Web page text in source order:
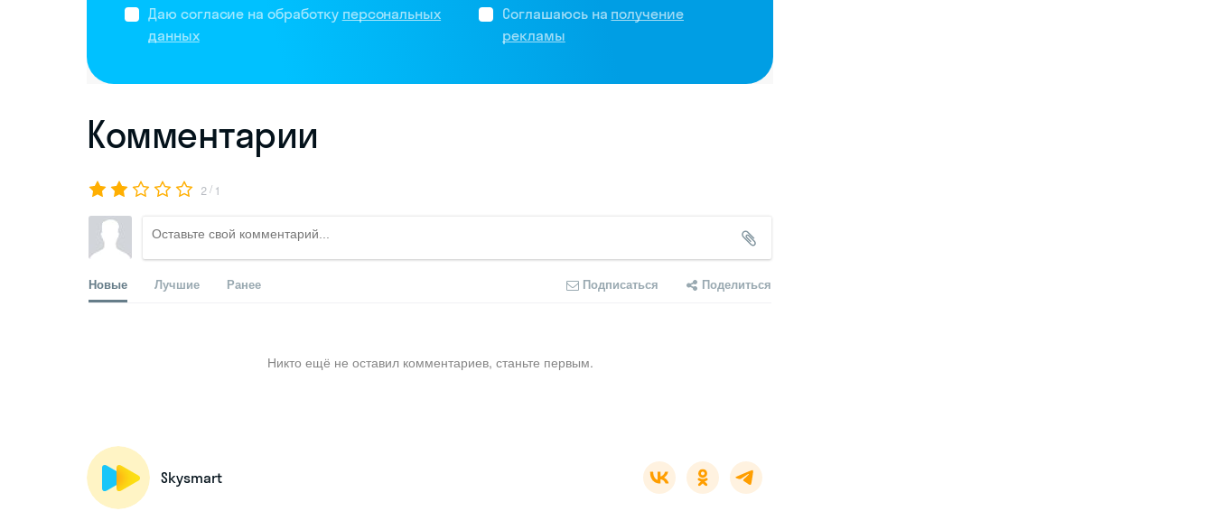
Даю согласие на обработку персональных
данных
Соглашаюсь на получение
рекламы
Комментарии
2/ 1
Новые Лучшие Ранее Подписаться Поделиться
Никто ещё не оставил комментариев, станьте первым.
Skysmart